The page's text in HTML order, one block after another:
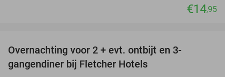
€14,95
Overnachting voor 2 + evt. ontbijt en 3-
gangendiner bij Fletcher Hotels